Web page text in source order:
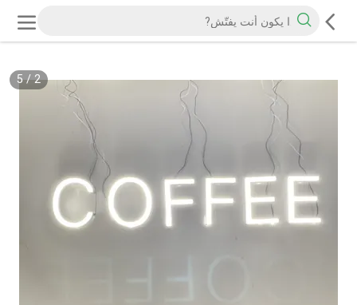
2
/
5